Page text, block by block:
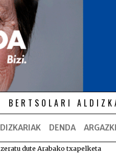
BERTSOLARI
DENDA
dute Arabako txapelketa